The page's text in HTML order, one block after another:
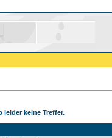
leider keine Treffer.